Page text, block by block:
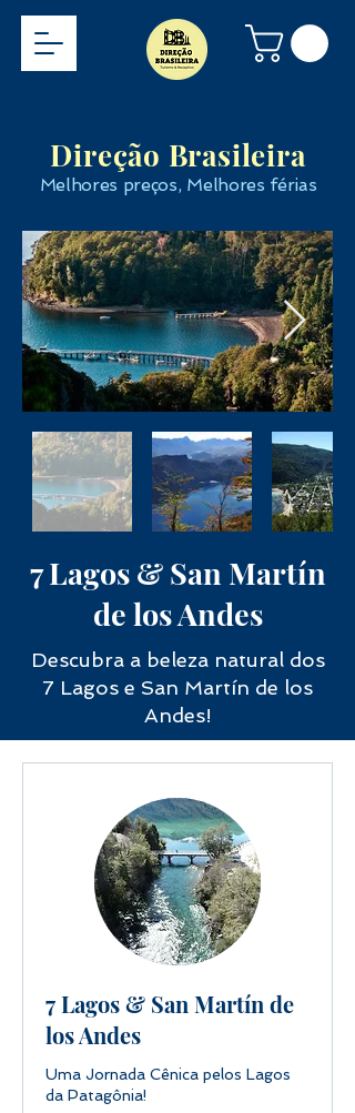
Direção Brasileira
Melhores preços, Melhores férias
7 Lagos & San Martín
de los Andes
Descubra a beleza natural dos
7 Lagos e San Martín de los
Andes!
7 Lagos & San Martín de
los Andes
Uma Jornada Cênica pelos Lagos
da Patagônia!